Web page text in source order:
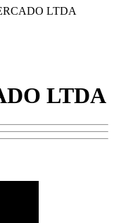
LTDA
LTDA